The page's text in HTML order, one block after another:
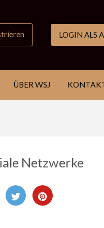
LOGIN ALS
ÜBER WSJ
Netzwerke